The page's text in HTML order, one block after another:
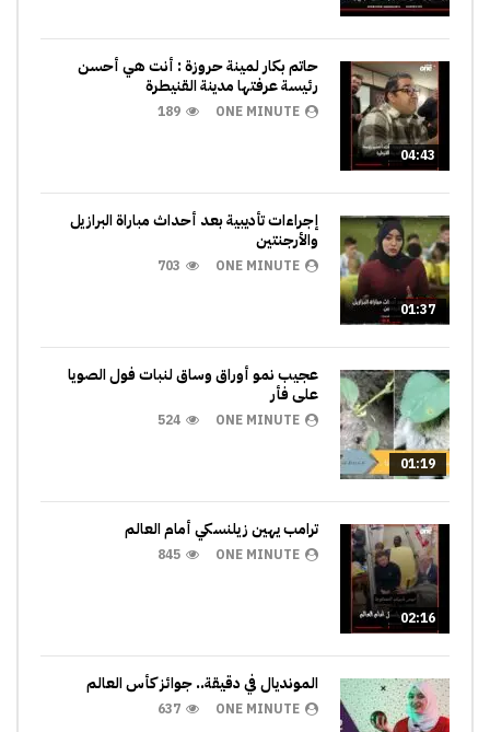
04:43
حاتم بكار لمينة حروزة : أنت هي أحسن
رئيسة عرفتها مدينة القنيطرة
ONE MINUTE
189
01:37
إجراءات تأديبية بعد أحداث مباراة البرازيل
والأرجنتين
ONE MINUTE
703
01:19
عجيب نمو أوراق وساق لنبات فول الصويا
على فأر
ONE MINUTE
524
02:16
ترامب يهين زيلنسكي أمام العالم
ONE MINUTE
845
المونديال في دقيقة.. جوائز كأس العالم
ONE MINUTE
637